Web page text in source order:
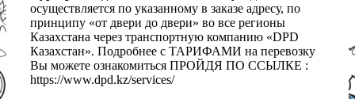
осуществляется по указанному в заказе адресу, по
принципу «от двери до двери» во все регионы
Казахстана через транспортную компанию «DPD
Казахстан». Подробнее с ТАРИФАМИ на перевозку
Вы можете ознакомиться ПРОЙДЯ ПО ССЫЛКЕ :
https://www.dpd.kz/services/